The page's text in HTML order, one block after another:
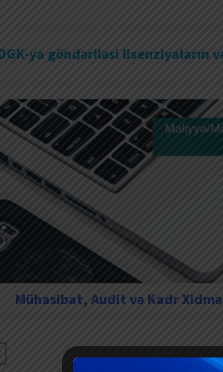
ya göndəriləsi lisenziyaların
Mühasibat, Audit və Kadr